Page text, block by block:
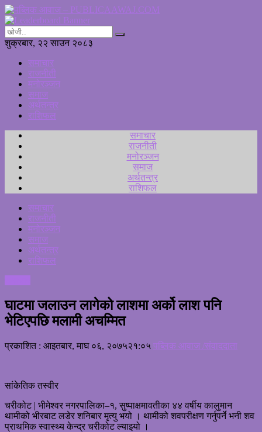
शुक्रबार, २२ साउन २०८३
समाचार
राजनीती
मनोरञ्जन
समाज
अर्थतन्त्र
राशिफल
समाचार
राजनीती
मनोरञ्जन
समाज
अर्थतन्त्र
राशिफल
समाचार
राजनीती
मनोरञ्जन
समाज
अर्थतन्त्र
राशिफल
घाटमा जलाउन लागेको लाशमा अर्को लाश पनि
भेटिएपछि मलामी अचम्मित
प्रकाशित : आइतबार, माघ ०६, २०७५२१:०५ पब्लिक आवाज /संवाददाता
सांकेतिक तस्वीर
चरीकोट | भीमेश्वर नगरपालिका–१, सुष्पाक्षमावतीका ४४ वर्षीय कालुमान
थामीको भीरबाट लडेर शनिबार मृत्यु भयो । थामीको शवपरीक्षण गर्नुपर्ने भनी शव
प्राथमिक स्वास्थ्य केन्द्र चरीकोट ल्याइयो ।